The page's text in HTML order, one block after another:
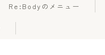
Re:Bodyのメニュー